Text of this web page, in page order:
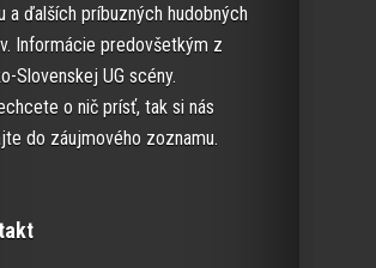
a ďalších príbuzných hudobných
Informácie predovšetkým z
Slovenskej UG scény.
o nič prísť, tak si nás
do záujmového zoznamu.